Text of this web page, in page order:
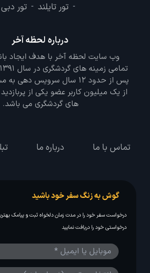
- تور تایلند - تور دبی
درباره لحظه آخر
وب سایت لحظه آخر با هدف ایجاد
پس از حدود 12 سال سرویس
از یک میلیون کاربر عضو یکی از
های گردشگری می باشد.
تماس با ما درباره ما
گوش به زنگ سفر خود باشید
درخواست سفر خود را در مدت زمان دلخواه ثبت و پیامک
درخواستی خود را دریافت نمایید